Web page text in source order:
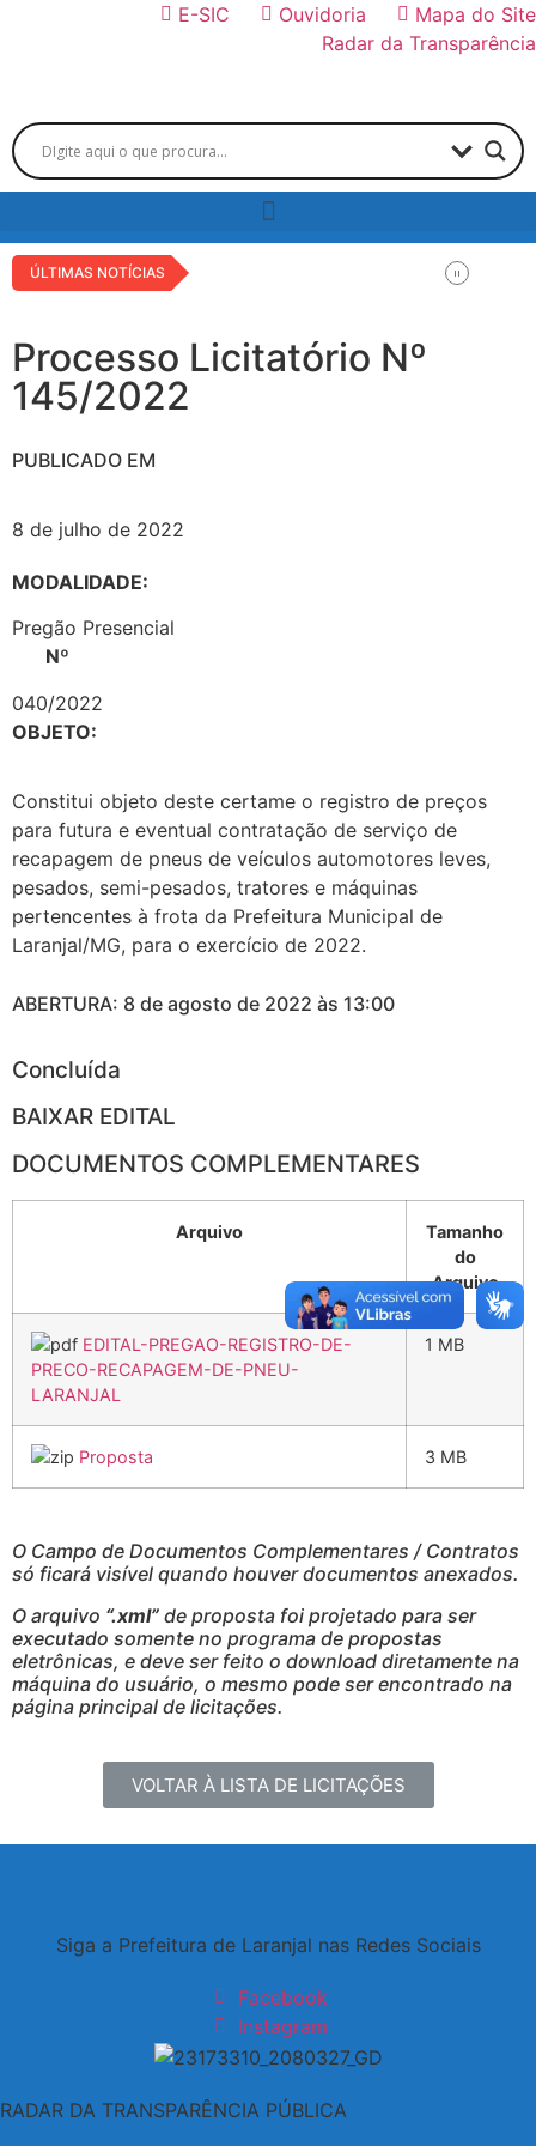
E-SIC Ouvidoria
Mapa do Site
Radar da Transparência
ÚLTIMAS NOTÍCIAS
Processo Licitatório Nº
145/2022
PUBLICADO EM
8 de julho de 2022
MODALIDADE:
Pregão Presencial
Nº
040/2022
OBJETO:
Constitui objeto deste certame o registro de preços
para futura e eventual contratação de serviço de
recapagem de pneus de veículos automotores leves,
pesados, semi-pesados, tratores e máquinas
pertencentes à frota da Prefeitura Municipal de
Laranjal/MG, para o exercício de 2022.
ABERTURA: 8 de agosto de 2022 às 13:00
Concluída
BAIXAR EDITAL
DOCUMENTOS COMPLEMENTARES
Arquivo
Tamanho
do
Arquivo
EDITAL-PREGAO-REGISTRO-DE-
PRECO-RECAPAGEM-DE-PNEU-
LARANJAL
1 MB
Proposta 3 MB
O Campo de Documentos Complementares / Contratos
só ficará visível quando houver documentos anexados.
O arquivo “.xml” de proposta foi projetado para ser
executado somente no programa de propostas
eletrônicas, e deve ser feito o download diretamente na
máquina do usuário, o mesmo pode ser encontrado na
página principal de licitações.
VOLTAR À LISTA DE LICITAÇÕES
Siga a Prefeitura de Laranjal nas Redes Sociais
Facebook
Instagram
RADAR DA TRANSPARÊNCIA PÚBLICA